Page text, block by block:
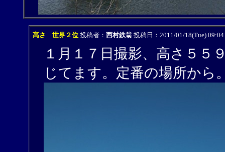
高さ 世界２位投稿者： 西村鉄翁投稿日：2011/01/18(Tue) 09:04
１月１７日撮影、高さ５５
じてます。定番の場所から